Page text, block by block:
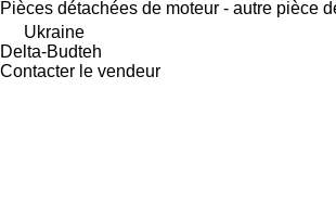
Pièces détachées de moteur - autre pièce
Ukraine
Delta-Budteh
Contacter le vendeur